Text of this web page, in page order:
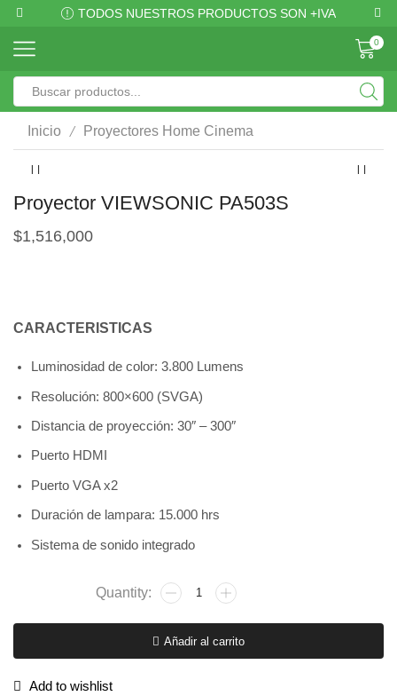
TODOS NUESTROS PRODUCTOS SON +IVA
0
Inicio / Proyectores Home Cinema
Proyector VIEWSONIC PA503S
$1,516,000
CARACTERISTICAS
Luminosidad de color: 3.800 Lumens
Resolución: 800×600 (SVGA)
Distancia de proyección: 30″ – 300″
Puerto HDMI
Puerto VGA x2
Duración de lampara: 15.000 hrs
Sistema de sonido integrado
Añadir al carrito
Add to wishlist